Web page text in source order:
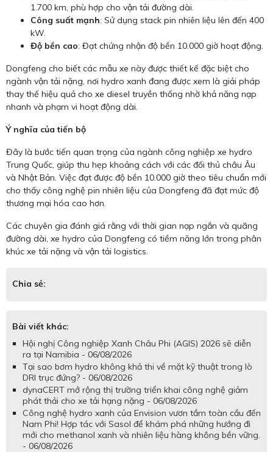
1.700 km, phù hợp cho vận tải đường dài.
Công suất mạnh: Sử dụng stack pin nhiên liệu lên đến 400
kW.
Độ bền cao: Đạt chứng nhận độ bền 10.000 giờ hoạt động.
Dongfeng cho biết các mẫu xe này được thiết kế đặc biệt cho
ngành vận tải nặng, nơi hydro xanh đang được xem là giải pháp
thay thế hiệu quả cho xe diesel truyền thống nhờ khả năng nạp
nhanh và phạm vi hoạt động dài.
Ý nghĩa của tiến bộ
Đây là bước tiến quan trọng của ngành công nghiệp xe hydro
Trung Quốc, giúp thu hẹp khoảng cách với các đối thủ châu Âu
và Nhật Bản. Việc đạt được độ bền 10.000 giờ theo tiêu chuẩn mới
cho thấy công nghệ pin nhiên liệu của Dongfeng đã đạt mức độ
thương mại hóa cao hơn.
Các chuyên gia đánh giá rằng với thời gian nạp ngắn và quãng
đường dài, xe hydro của Dongfeng có tiềm năng lớn trong phân
khúc xe tải nặng và vận tải logistics.
Chia sẻ:
Bài viết khác:
Hội nghị Công nghiệp Xanh Châu Phi (AGIS) 2026 sẽ diễn
ra tại Namibia - 06/08/2026
Tại sao bơm hydro không khả thi về mặt kỹ thuật trong lò
DRI trục đứng? - 06/08/2026
dynaCERT mở rộng thị trường triển khai công nghệ giảm
phát thải cho xe tải hạng nặng - 06/08/2026
Công nghệ hydro xanh của Envision vươn tầm toàn cầu đến
Nam Phi! Hợp tác với Sasol để khám phá những hướng đi
mới cho methanol xanh và nhiên liệu hàng không bền vững.
- 06/08/2026